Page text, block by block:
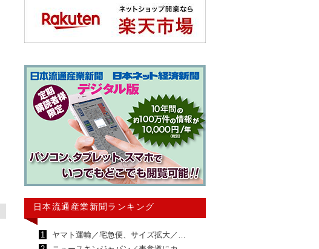
日本流通産業新聞ランキング
1
ヤマト運輸／宅急便、サイズ拡大／…